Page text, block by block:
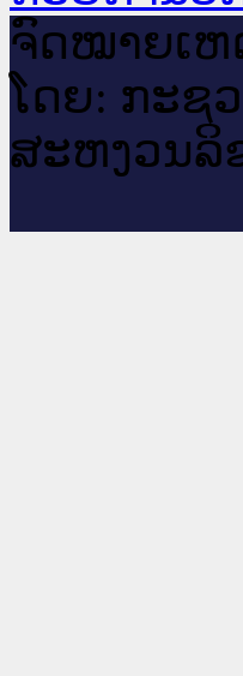
ຈົດ​ໝາຍ​ເຫ
ໂດຍ: ກະ​ຊ
ສະ​ຫງວນ​ລິ​